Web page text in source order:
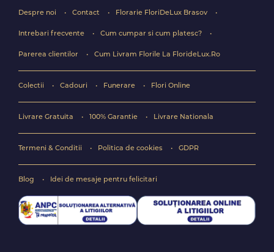
Despre noi Contact Florarie FloriDeLux Brasov
Intrebari frecvente Cum cumpar si cum platesc?
Parerea clientilor Cum Livram Florile La FlorideLux.Ro
Colectii Cadouri Funerare Flori Online
Livrare Gratuita 100% Garantie Livrare Nationala
Termeni & Conditii Politica de cookies GDPR
Blog Idei de mesaje pentru felicitari